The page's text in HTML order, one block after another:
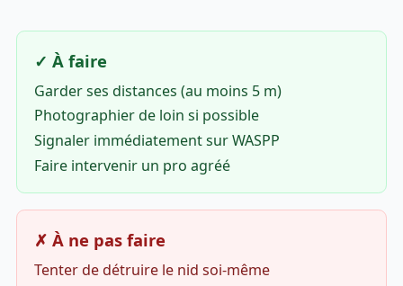
✓ À faire
Garder ses distances (au moins 5 m)
Photographier de loin si possible
Signaler immédiatement sur WASPP
Faire intervenir un pro agréé
✗ À ne pas faire
Tenter de détruire le nid soi-même